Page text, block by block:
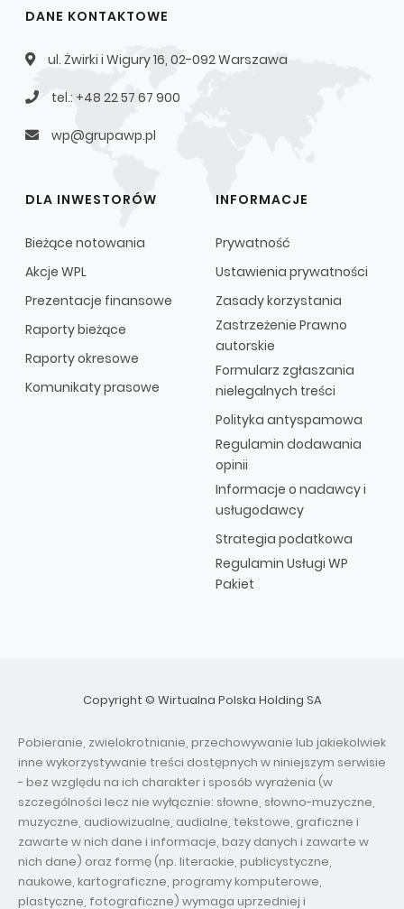
DANE KONTAKTOWE
ul. Żwirki i Wigury 16, 02-092 Warszawa
tel.: +48 22 57 67 900
wp@grupawp.pl
DLA INWESTORÓW
Bieżące notowania
Akcje WPL
Prezentacje finansowe
Raporty bieżące
Raporty okresowe
Komunikaty prasowe
INFORMACJE
Prywatność
Ustawienia prywatności
Zasady korzystania
Zastrzeżenie Prawno
autorskie
Formularz zgłaszania
nielegalnych treści
Polityka antyspamowa
Regulamin dodawania
opinii
Informacje o nadawcy i
usługodawcy
Strategia podatkowa
Regulamin Usługi WP
Pakiet
Copyright © Wirtualna Polska Holding SA
Pobieranie, zwielokrotnianie, przechowywanie lub jakiekolwiek
inne wykorzystywanie treści dostępnych w niniejszym serwisie
- bez względu na ich charakter i sposób wyrażenia (w
szczególności lecz nie wyłącznie: słowne, słowno-muzyczne,
muzyczne, audiowizualne, audialne, tekstowe, graficzne i
zawarte w nich dane i informacje, bazy danych i zawarte w
nich dane) oraz formę (np. literackie, publicystyczne,
naukowe, kartograficzne, programy komputerowe,
plastyczne, fotograficzne) wymaga uprzedniej i